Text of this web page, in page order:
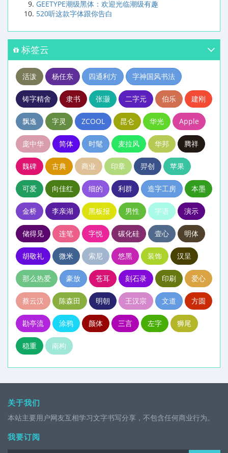
GEETYPE潮级黑体：欢迎光临潮级有趣
520听这款字体跟你告白
标签云
活泼 杨任东 四通利方 字神国风书法
铸字精舍 隶书 张灏 二字元 伯乐 建刚
飘逸 字灵 ZCOOL 昆仑 华光 Apple
庞中华 简体 时髦 麦拉风 华邦 腾祥
魏碑 古典 商业 印章 羿创 苹果
可爱 向佳红 细的 利群 造字工房 本墨
金桥 李亲湖 黑板报 男性 字语 演示
储得见 连笔 字悦 碳化硅 壹心 明体
胡敬礼 微米 索尼 悠黑 装饰 汉呈
那么热爱 豪放 苍耳 刻石录 印刷 爱心
蔡云汉 陈森田 明朝 王汉宗 文道 方圆
勘亭流 涂鸦 颜体 三言 左字 狮尾
稳重 南构
关于我们
本站主要用户网友互相学习文字书写分享，不包含任何商业行为。
我要订阅